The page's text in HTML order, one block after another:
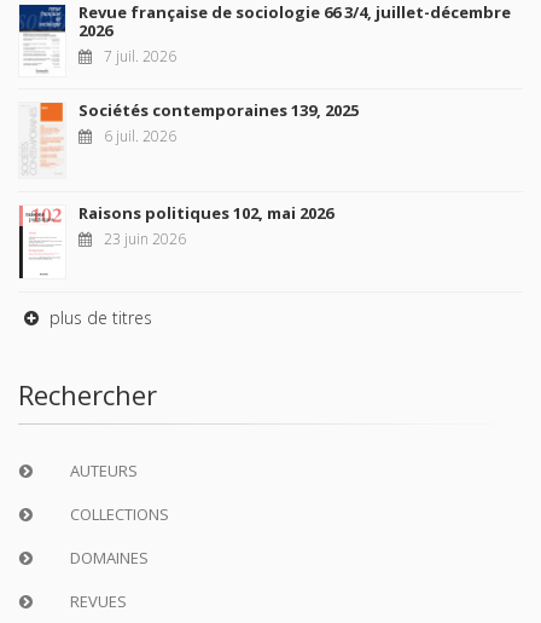
Revue française de sociologie 66 3/4, juillet-décembre
2026
7 juil. 2026
Sociétés contemporaines 139, 2025
6 juil. 2026
Raisons politiques 102, mai 2026
23 juin 2026
plus de titres
Rechercher
AUTEURS
COLLECTIONS
DOMAINES
REVUES